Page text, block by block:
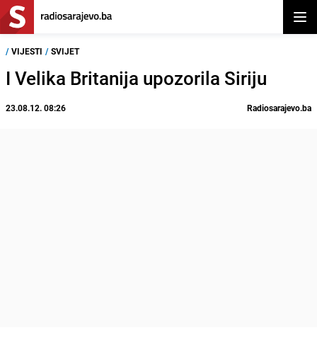
/ VIJESTI / SVIJET
I Velika Britanija upozorila Siriju
23.08.12. 08:26 Radiosarajevo.ba